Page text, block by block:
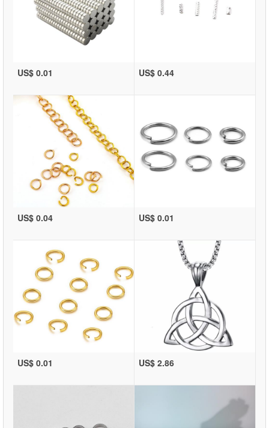
US$ 0.01 US$ 0.44
US$ 0.04 US$ 0.01
US$ 0.01 US$ 2.86